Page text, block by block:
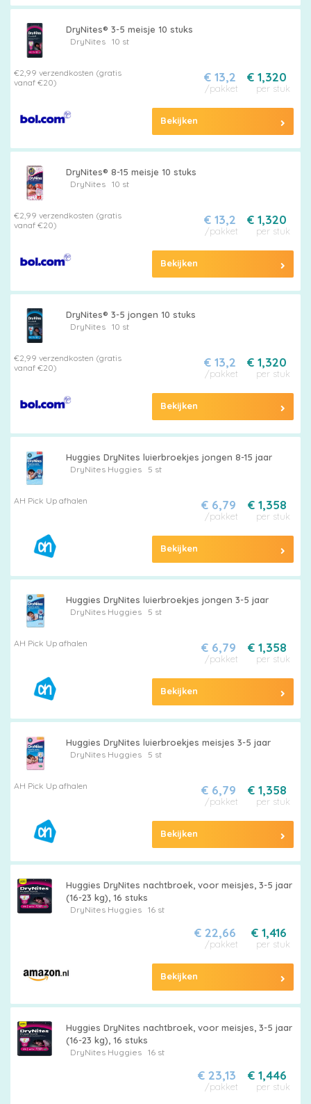
DryNites® 3-5 meisje 10 stuks
DryNites 10 st
€2,99 verzendkosten (gratis
vanaf €20)
€ 1,320
per stuk
€ 13,2
/pakket
Bekijken
DryNites® 8-15 meisje 10 stuks
DryNites 10 st
€2,99 verzendkosten (gratis
vanaf €20)
€ 1,320
per stuk
€ 13,2
/pakket
Bekijken
DryNites® 3-5 jongen 10 stuks
DryNites 10 st
€2,99 verzendkosten (gratis
vanaf €20)
€ 1,320
per stuk
€ 13,2
/pakket
Bekijken
Huggies DryNites luierbroekjes jongen 8-15 jaar
DryNites Huggies 5 st
AH Pick Up afhalen € 1,358
per stuk
€ 6,79
/pakket
Bekijken
Huggies DryNites luierbroekjes jongen 3-5 jaar
DryNites Huggies 5 st
AH Pick Up afhalen € 1,358
per stuk
€ 6,79
/pakket
Bekijken
Huggies DryNites luierbroekjes meisjes 3-5 jaar
DryNites Huggies 5 st
AH Pick Up afhalen € 1,358
per stuk
€ 6,79
/pakket
Bekijken
Huggies DryNites nachtbroek, voor meisjes, 3-5 jaar
(16-23 kg), 16 stuks
DryNites Huggies 16 st
€ 1,416
per stuk
€ 22,66
/pakket
Bekijken
Huggies DryNites nachtbroek, voor meisjes, 3-5 jaar
(16-23 kg), 16 stuks
DryNites Huggies 16 st
€ 1,446
per stuk
€ 23,13
/pakket